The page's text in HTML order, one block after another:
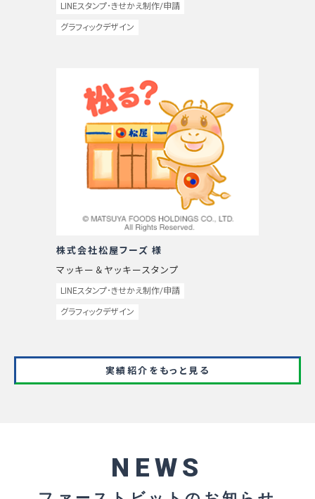
LINEスタンプ･きせかえ制作/申請
グラフィックデザイン
株式会社松屋フーズ 様
マッキー＆ヤッキースタンプ
LINEスタンプ･きせかえ制作/申請
グラフィックデザイン
実績紹介をもっと見る
NEWS